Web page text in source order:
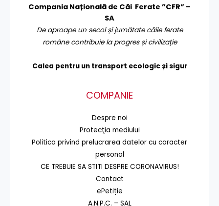
Compania Națională de Căi Ferate ”CFR” –
SA
De aproape un secol și jumătate căile ferate
române contribuie la progres și civilizație
Calea pentru un transport ecologic și sigur
COMPANIE
Despre noi
Protecţia mediului
Politica privind prelucrarea datelor cu caracter
personal
CE TREBUIE SA STITI DESPRE CORONAVIRUS!
Contact
ePetiție
A.N.P.C. – SAL